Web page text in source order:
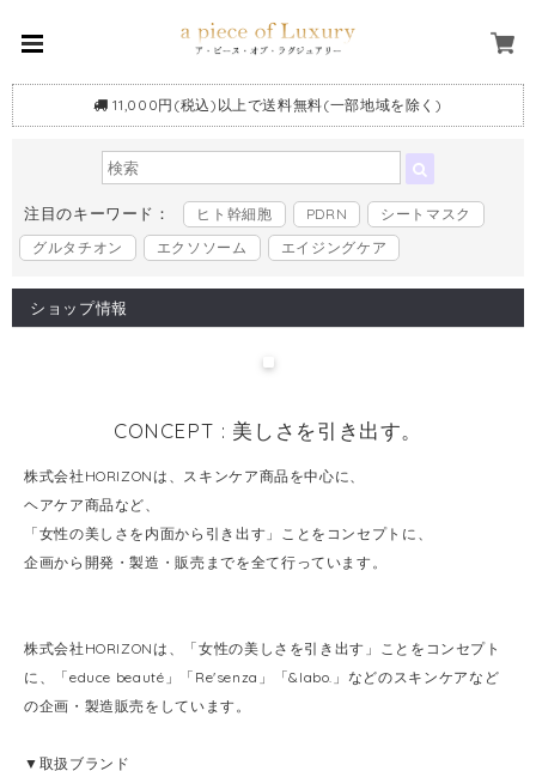
11,000円(税込)以上で送料無料(一部地域を除く)
注目のキーワード： ヒト幹細胞 PDRN
シートマスク
グルタチオン
エクソソーム エイジングケア
ショップ情報
CONCEPT : 美しさを引き出す。
株式会社HORIZONは、スキンケア商品を中心に、
ヘアケア商品など、
「女性の美しさを内面から引き出す」ことをコンセプトに、
企画から開発・製造・販売までを全て行っています。
株式会社HORIZONは、「女性の美しさを引き出す」ことをコンセプト
に、「educe beauté」「Re'senza」「&labo.」などのスキンケアなど
の企画・製造販売をしています。
▼取扱ブランド